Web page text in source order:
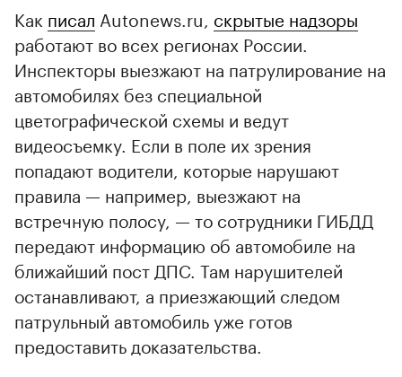
Как писал Autonews.ru, скрытые надзоры
работают во всех регионах России.
Инспекторы выезжают на патрулирование на
автомобилях без специальной
цветографической схемы и ведут
видеосъемку. Если в поле их зрения
попадают водители, которые нарушают
правила — например, выезжают на
встречную полосу, — то сотрудники ГИБДД
передают информацию об автомобиле на
ближайший пост ДПС. Там нарушителей
останавливают, а приезжающий следом
патрульный автомобиль уже готов
предоставить доказательства.